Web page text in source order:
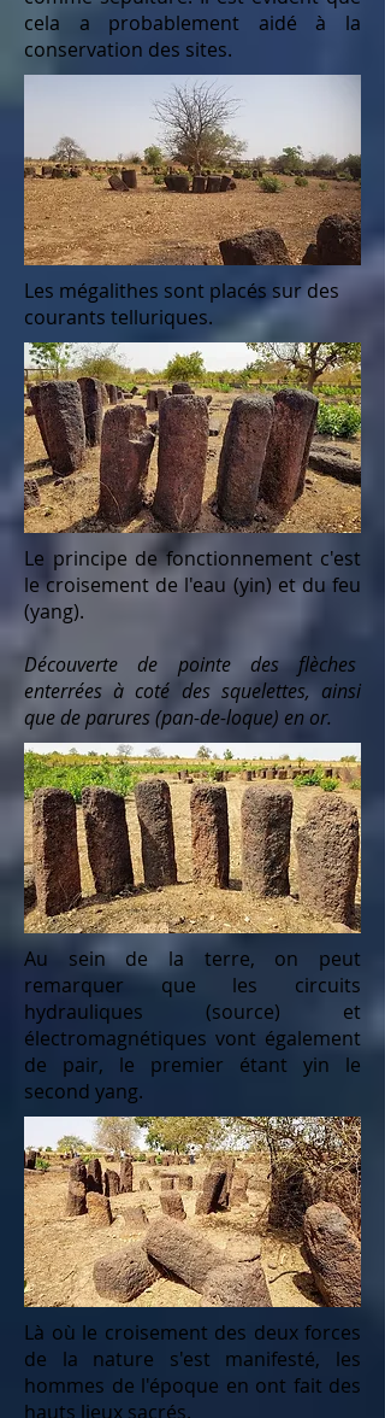
cela a probablement aidé à la
conservation des sites.
Les mégalithes sont placés sur des
courants telluriques.
Le principe de fonctionnement c'est
le croisement de l'eau (yin) et du feu
(yang).
Découverte de pointe des flèches
enterrées à coté des squelettes, ainsi
que de parures (pan-de-loque) en or.
Au sein de la terre, on peut
remarquer que les circuits
hydrauliques (source) et
électromagnétiques vont également
de pair, le premier étant yin le
second yang.
Là où le croisement des deux forces
de la nature s'est manifesté, les
hommes de l'époque en ont fait des
hauts lieux sacrés.